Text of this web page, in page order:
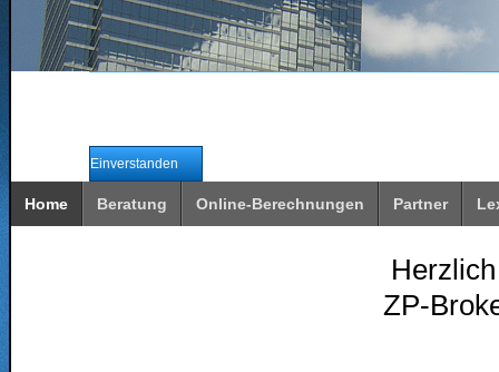
Einverstanden
Home Beratung Online-Berechnungen Partner
ZP-